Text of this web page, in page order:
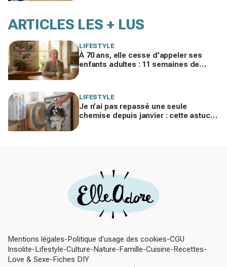
ARTICLES LES + LUS
LIFESTYLE
À 70 ans, elle cesse d’appeler ses
enfants adultes : 11 semaines de
LIFESTYLE
Je n’ai pas repassé une seule
chemise depuis janvier : cette astuce
Mentions légales Politique d’usage des cookies CGU
Insolite Lifestyle Culture Nature Famille Cuisine Recettes
Love & Sexe Fiches DIY